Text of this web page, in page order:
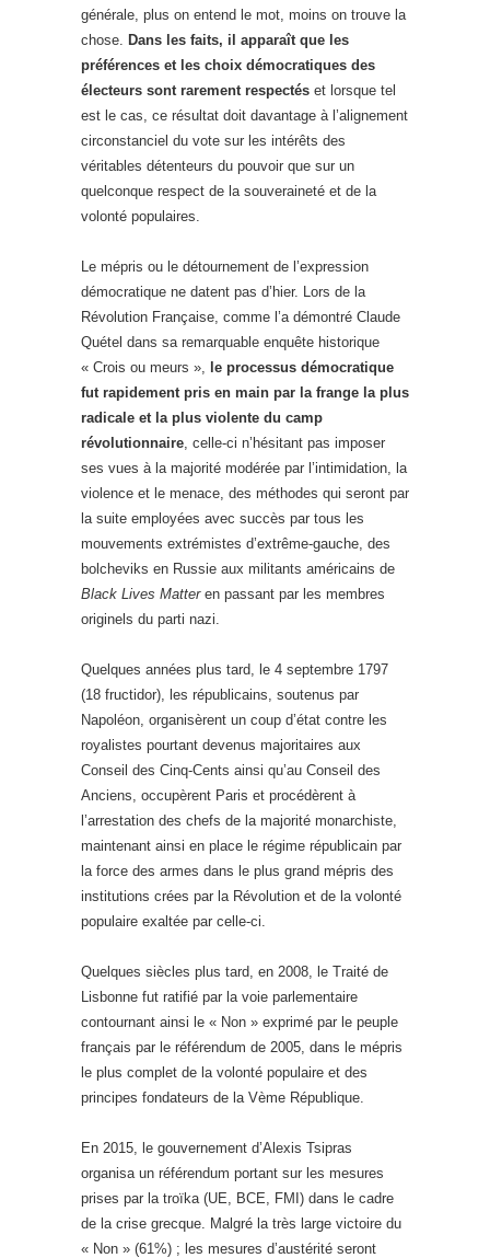
générale, plus on entend le mot, moins on trouve la
chose.
Dans les faits, il apparaît que les
préférences et les choix démocratiques des
électeurs sont rarement respectés et lorsque tel
est le cas, ce résultat doit davantage à l’alignement
circonstanciel du vote sur les intérêts des
véritables détenteurs du pouvoir que sur un
quelconque respect de la souveraineté et de la
volonté populaires.
Le mépris ou le détournement de l’expression
démocratique ne datent pas d’hier. Lors de la
Révolution Française, comme l’a démontré Claude
Quétel dans sa remarquable enquête historique
« Crois ou meurs »,
le processus démocratique
fut rapidement pris en main par la frange la plus
radicale et la plus violente du camp
révolutionnaire , celle-ci n’hésitant pas imposer
ses vues à la majorité modérée par l’intimidation, la
violence et le menace, des méthodes qui seront par
la suite employées avec succès par tous les
mouvements extrémistes d’extrême-gauche, des
bolcheviks en Russie aux militants américains de
Black Lives Matteren passant par les membres
originels du parti nazi.
Quelques années plus tard, le 4 septembre 1797
(18 fructidor), les républicains, soutenus par
Napoléon, organisèrent un coup d’état contre les
royalistes pourtant devenus majoritaires aux
Conseil des Cinq-Cents ainsi qu’au Conseil des
Anciens, occupèrent Paris et procédèrent à
l’arrestation des chefs de la majorité monarchiste,
maintenant ainsi en place le régime républicain par
la force des armes dans le plus grand mépris des
institutions crées par la Révolution et de la volonté
populaire exaltée par celle-ci.
Quelques siècles plus tard, en 2008, le Traité de
Lisbonne fut ratifié par la voie parlementaire
contournant ainsi le « Non » exprimé par le peuple
français par le référendum de 2005, dans le mépris
le plus complet de la volonté populaire et des
principes fondateurs de la Vème République.
En 2015, le gouvernement d’Alexis Tsipras
organisa un référendum portant sur les mesures
prises par la troïka (UE, BCE, FMI) dans le cadre
de la crise grecque. Malgré la très large victoire du
« Non » (61%) ; les mesures d’austérité seront